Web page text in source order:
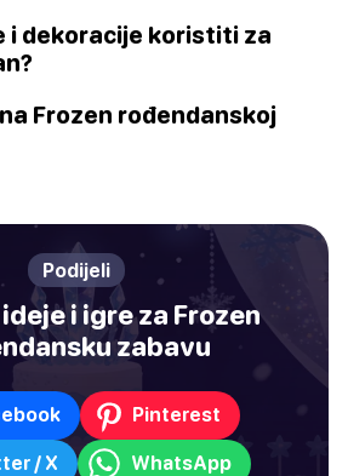
i dekoracije koristiti za
Frozen rođendanskoj
Podijeli
i igre za Frozen
zabavu
Pinterest
/ X WhatsApp